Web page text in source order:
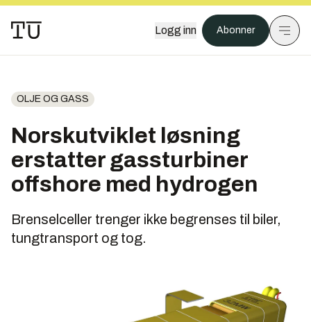
Logg inn Abonner
OLJE OG GASS
Norskutviklet løsning
erstatter gassturbiner
offshore med hydrogen
Brenselceller trenger ikke begrenses til biler,
tungtransport og tog.